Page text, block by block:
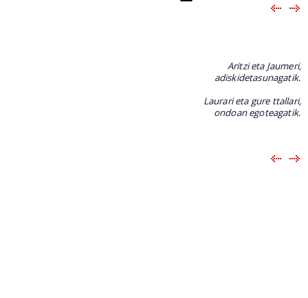
Aritzi eta Jaumeri,
adiskidetasunagatik.
Laurari eta gure ttallari,
ondoan egoteagatik.